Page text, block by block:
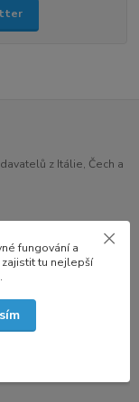
z Itálie, Čech a
fungování a
zajistit tu nejlepší